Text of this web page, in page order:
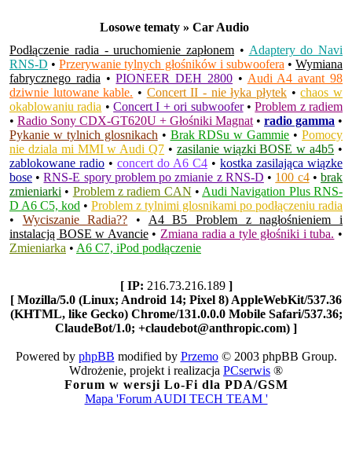
Losowe tematy » Car Audio
Podłączenie radia - uruchomienie zapłonem • Adaptery do Navi
RNS-D •Przerywanie tylnych głośników i subwoofera • Wymiana
fabrycznego radia •PIONEER DEH 2800 • Audi A4 avant 98
dziwnie lutowane kable. • Concert II - nie łyka płytek •chaos w
okablowaniu radia •Concert I + ori subwoofer•Problem z radiem
• Radio Sony CDX-GT620U + Głośniki Magnat • radio gamma •
Pykanie w tylnich glosnikach • Brak RDSu w Gammie •Pomocy
nie dziala mi MMI w Audi Q7 • zasilanie wiązki BOSE w a4b5 •
zablokowane radio • concert do A6 C4 • kostka zasilająca wiązke
bose •RNS-E spory problem po zmianie z RNS-D • 100 c4•brak
zmieniarki • Problem z radiem CAN • Audi Navigation Plus RNS-
D A6 C5, kod • Problem z tylnimi glosnikami po podłączeniu radia
• Wyciszanie Radia?? • A4 B5 Problem z nagłośnieniem i
instalacją BOSE w Avancie• Zmiana radia a tyle głośniki i tuba. •
Zmieniarka • A6 C7, iPod podłączenie
[ IP: 216.73.216.189 ]
[ Mozilla/5.0 (Linux; Android 14; Pixel 8) AppleWebKit/537.36
(KHTML, like Gecko) Chrome/131.0.0.0 Mobile Safari/537.36;
ClaudeBot/1.0; +claudebot@anthropic.com) ]
Powered by phpBB modified by Przemo© 2003 phpBB Group.
Wdrożenie, projekt i realizacja PCserwis ®
Forum w wersji Lo-Fi dla PDA/GSM
Mapa 'Forum AUDI TECH TEAM '